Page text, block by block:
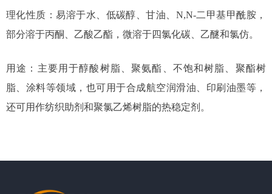
理化性质：易溶于水、低碳醇、甘油、N,N-二甲基甲酰胺，
部分溶于丙酮、乙酸乙酯，微溶于四氯化碳、乙醚和氯仿。
用途：主要用于醇酸树脂、聚氨酯、不饱和树脂、聚酯树
脂、涂料等领域，也可用于合成航空润滑油、印刷油墨等，
还可用作纺织助剂和聚氯乙烯树脂的热稳定剂。